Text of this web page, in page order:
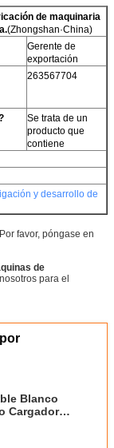
de maquinaria
(Zhongshan·China)
Gerente de
exportación
263567704
Se trata de un
producto que
contiene
y desarrollo de
favor, póngase en
de
para el
Blanco
Cargador